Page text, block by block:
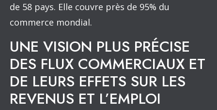
de 58 pays. Elle couvre près de 95% du
commerce mondial.
UNE VISION PLUS PRÉCISE
DES FLUX COMMERCIAUX ET
DE LEURS EFFETS SUR LES
REVENUS ET L’EMPLOI